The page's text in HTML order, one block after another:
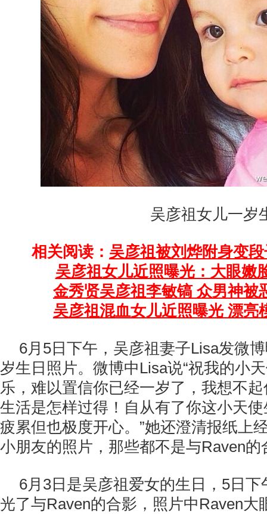
吴彦祖女儿一岁
相关阅读： 吴彦祖被刘烨附身变
吴彦祖女儿近照曝光：大眼嫩
金秀贤吴彦祖李敏镐 众男神被
吴彦祖混血女儿近照曝光 漂亮
6月5日下午，吴彦祖妻子Lisa发微
岁生日照片。微博中Lisa说“祝我的小
乐，难以置信你已经一岁了，我想不
生活是怎样过得！自从有了你这小天
疲累但也极度开心。”她还澄清报纸上
小朋友的照片，那些都不是与Raven的
6月3日是吴彦祖爱女的生日，5日
光了与Raven的合影，照片中Raven大